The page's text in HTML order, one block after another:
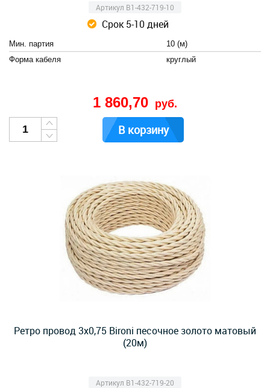
Артикул B1-432-719-10
Срок 5-10 дней
Мин. партия
10 (м)
Форма кабеля
круглый
1 860,70 руб.
В корзину
Ретро провод 3х0,75 Bironi песочное золото матовый
(20м)
Артикул B1-432-719-20